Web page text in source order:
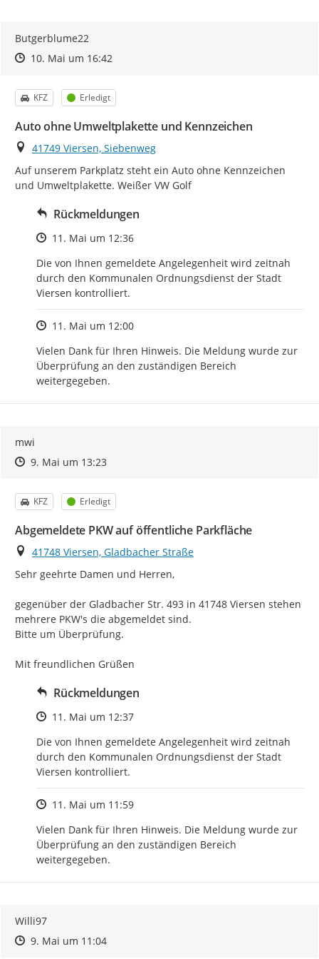
Butgerblume22
Zeitpunkt des Erstellens
Zeitpunkt des Erstellens
10. Mai um 16:42Zur Äußerung
Kategorie
KFZ Status
Erledigt
Auto ohne Umweltplakette und Kennzeichen
Ort
41749 Viersen, Siebenweg
Auf unserem Parkplatz steht ein Auto ohne Kennzeichen
und Umweltplakette. Weißer VW Golf
Rückmeldungen
Zeitpunkt des Erstellens
11. Mai um 12:36
Die von Ihnen gemeldete Angelegenheit wird zeitnah
durch den Kommunalen Ordnungsdienst der Stadt
Viersen kontrolliert.
Zeitpunkt des Erstellens
11. Mai um 12:00
Vielen Dank für Ihren Hinweis. Die Meldung wurde zur
Überprüfung an den zuständigen Bereich
weitergegeben.
mwi
Zeitpunkt des Erstellens
Zeitpunkt des Erstellens
9. Mai um 13:23Zur Äußerung
Kategorie
KFZ Status
Erledigt
Abgemeldete PKW auf öffentliche Parkfläche
Ort
41748 Viersen, Gladbacher Straße
Sehr geehrte Damen und Herren,
gegenüber der Gladbacher Str. 493 in 41748 Viersen stehen
mehrere PKW's die abgemeldet sind.
Bitte um Überprüfung.
Mit freundlichen Grüßen
Rückmeldungen
Zeitpunkt des Erstellens
11. Mai um 12:37
Die von Ihnen gemeldete Angelegenheit wird zeitnah
durch den Kommunalen Ordnungsdienst der Stadt
Viersen kontrolliert.
Zeitpunkt des Erstellens
11. Mai um 11:59
Vielen Dank für Ihren Hinweis. Die Meldung wurde zur
Überprüfung an den zuständigen Bereich
weitergegeben.
Willi97
Zeitpunkt des Erstellens
Zeitpunkt des Erstellens
9. Mai um 11:04Zur Äußerung